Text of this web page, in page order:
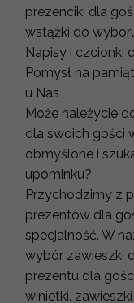
prezenciki dla
wstążki do
Napisy i czcionki
Pomysł na
u Nas
Może należycie
dla swoich gości
obmyślone i
upominku?
Przychodzimy z
prezentów dla
specjalność. W
wybór zawieszki
prezentu dla
winietki.